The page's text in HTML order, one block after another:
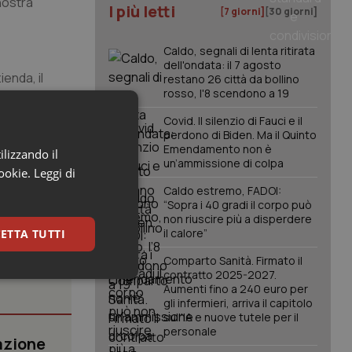
il
ad
I più letti [7 giorni] [30 giorni]
Caldo, segnali di lenta ritirata
dell'ondata: il 7 agosto
restano 26 città da bollino
rosso, l'8 scendono a 19
Covid. Il silenzio di Fauci e il
perdono di Biden. Ma il Quinto
Emendamento non è
un’ammissione di colpa
Caldo estremo, FADOI:
“Sopra i 40 gradi il corpo può
non riuscire più a disperdere
il calore”
Comparto Sanità. Firmato il
contratto 2025-2027.
Aumenti fino a 240 euro per
gli infermieri, arriva il capitolo
sull'IA e nuove tutele per il
personale
il
Leggi di
TUTTI